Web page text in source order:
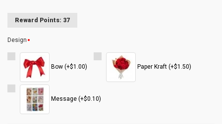
Reward Points: 37
Design
Bow (+$1.00) Paper Kraft (+$1.50)
Message (+$0.10)